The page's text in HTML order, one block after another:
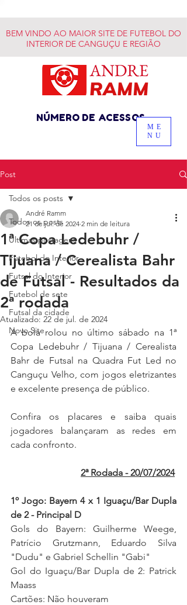
BEM VINDO AO MAIOR SITE DE FUTEBOL DO
INTERIOR DE CANGUÇU E REGIÃO
NÚMERO DE ACESSOS
ME
NU
Post
Todos os posts
Últimas postagens
Futebol do Interior
Futsal do Interior
Futebol de sete
Futsal da cidade
Novo Site
Todos os posts
1ª Copa Ledebuhr /
Tijuana / Cerealista Bahr
de Futsal - Resultados da
2ª rodada
André Ramm
21 de jul. de 2024 2 min de leitura
Atualizado: 22 de jul. de 2024
A bola rolou no último sábado na 1ª
Copa Ledebuhr / Tijuana / Cerealista
Bahr de Futsal na Quadra Fut Led no
Canguçu Velho, com jogos eletrizantes
e excelente presença de público.
Confira os placares e saiba quais
jogadores balançaram as redes em
cada confronto.
2ª Rodada - 20/07/2024
1º Jogo: Bayern 4 x 1 Iguaçu/Bar Dupla
de 2 - Principal D
Gols do Bayern: Guilherme Weege,
Patrício Grutzmann, Eduardo Silva
"Dudu" e Gabriel Schellin "Gabi"
Gol do Iguaçu/Bar Dupla de 2: Patrick
Maass
Cartões: Não houveram